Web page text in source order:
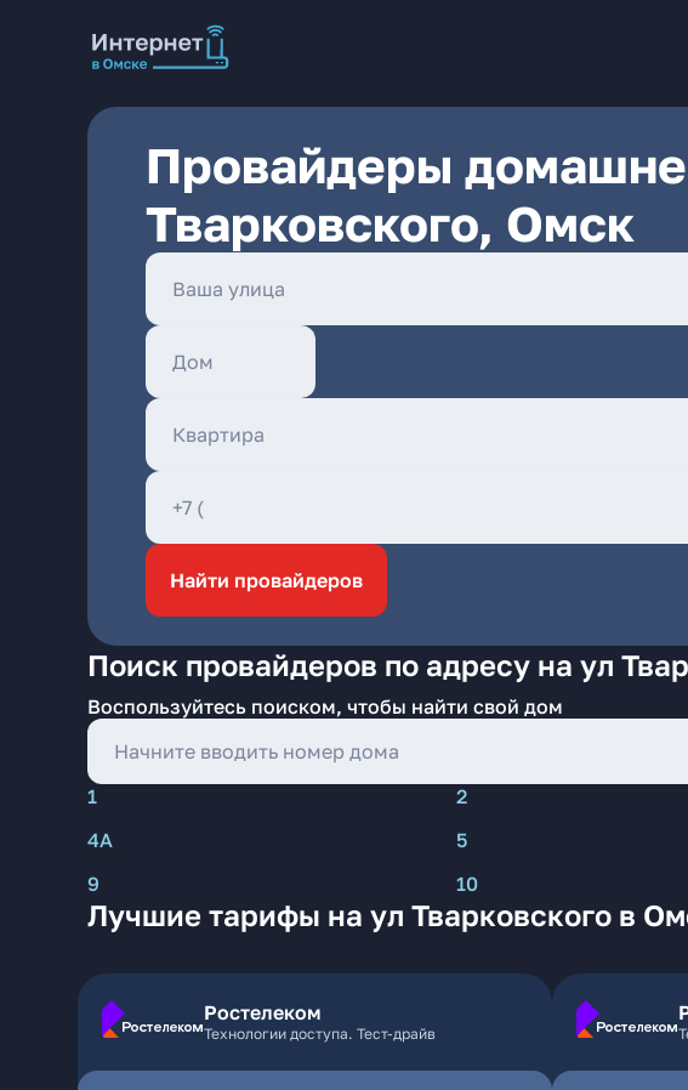
Провайдеры
Тварковского, Омск
Найти провайдеров
Поиск провайдеров по адресу на ул
Воспользуйтесь поиском, чтобы найти свой дом
1 2
4А
5
9
10
Лучшие тарифы на ул Тварковского в
Ростелеком
Технологии доступа. Тест-драйв